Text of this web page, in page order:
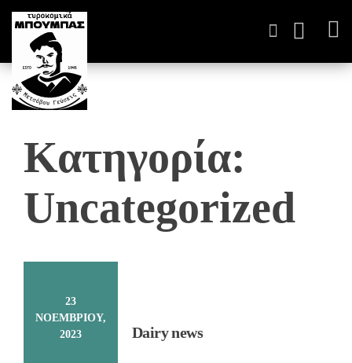
Κατηγορία:
Uncategorized
23
ΝΟΕΜΒΡΊΟΥ,
2023
Dairy news